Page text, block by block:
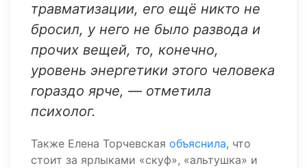
травматизации, его ещё никто не
бросил, у него не было развода и
прочих вещей, то, конечно,
уровень энергетики этого человека
гораздо ярче, — отметила
психолог.
Также Елена Торчевская объяснила, что
стоит за ярлыками «скуф», «альтушка» и